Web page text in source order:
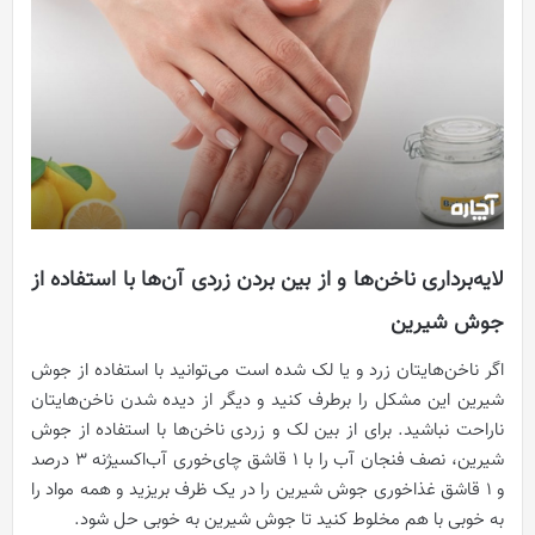
لایه‌برداری ناخن‌ها و از بین بردن زردی آن‌ها با استفاده از
جوش شیرین
اگر ناخن‌هایتان زرد و یا لک شده است می‌توانید با استفاده از جوش
شیرین این مشکل را برطرف کنید و دیگر از دیده شدن ناخن‌هایتان
ناراحت نباشید. برای از بین لک و زردی ناخن‌ها با استفاده از جوش
شیرین، نصف فنجان آب را با ۱ قاشق چای‌خوری آب‌اکسیژنه ۳ درصد
و ۱ قاشق غذاخوری جوش شیرین را در یک ظرف بریزید و همه مواد را
به خوبی با هم مخلوط کنید تا جوش شیرین به خوبی حل شود.